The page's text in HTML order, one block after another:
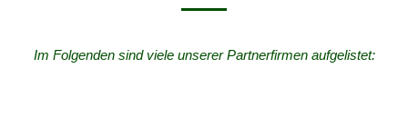
Im Folgenden sind viele unserer Partnerfirmen aufgelistet: